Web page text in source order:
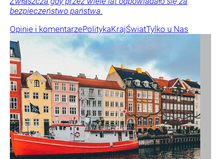
bezpieczeństwo państwa.
Opinie i komentarzePolitykaKrajŚwiatTylko u Nas